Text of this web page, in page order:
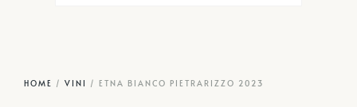
HOME / VINI / ETNA BIANCO PIETRARIZZO 2023